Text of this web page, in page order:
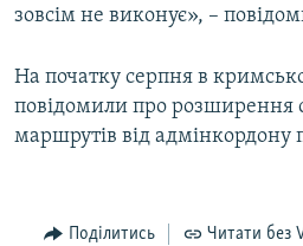
зовсім не виконує», –
На початку серпня в
повідомили про розширення
маршрутів від адмінкордону
Поділитись Читати без